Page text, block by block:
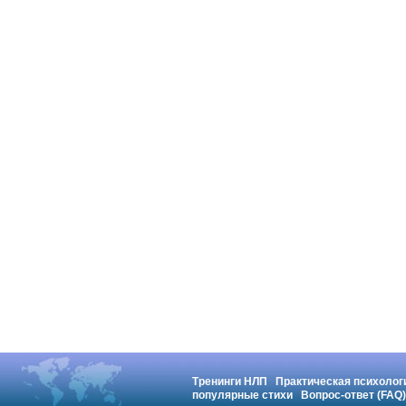
Тренинги НЛП
Практическая
популярные стихи
Вопрос-ответ (FAQ)